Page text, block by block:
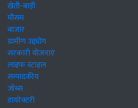
खेती-बाड़ी
मौसम
बाजार
ग्रामीण उद्द्योग
सरकारी योजनाएं
लाइफ स्टाइल
सम्पादकीय
जॉब्स
डायरेक्टरी